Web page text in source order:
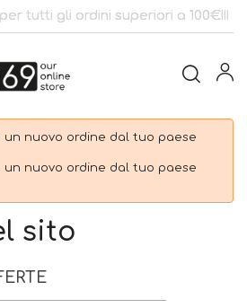
tutti gli ordini superiori a 100€!!!
nuovo ordine dal tuo paese
nuovo ordine dal tuo paese
sito